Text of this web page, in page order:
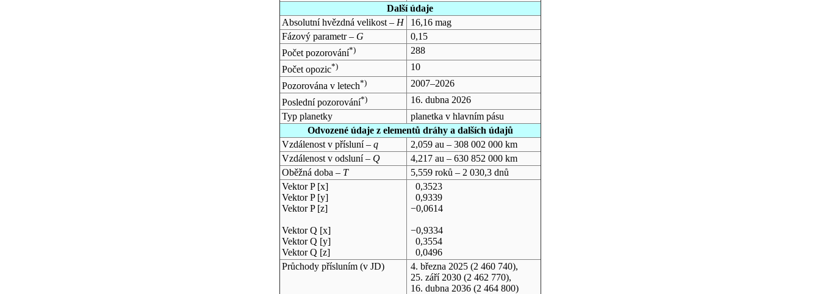
Další údaje
Absolutní hvězdná velikost – H
16,16 mag
Fázový parametr – G
0,15
Počet pozorování*)
288
Počet opozic*)
10
Pozorována v letech*)
2007–2026
Poslední pozorování*)
16. dubna 2026
Typ planetky
planetka v hlavním pásu
Odvozené údaje z elementů dráhy a dalších údajů
Vzdálenost v přísluní – q
2,059 au – 308 002 000 km
Vzdálenost v odsluní – Q
4,217 au – 630 852 000 km
Oběžná doba – T
5,559 roků – 2 030,3 dnů
Vektor P [x]
Vektor P [y]
Vektor P [z]
Vektor Q [x]
Vektor Q [y]
Vektor Q [z]
0,3523
0,9339
−0,0614
−0,9334
0,3554
0,0496
Průchody přísluním (v JD) 4. března 2025(2 460 740),
25. září 2030(2 462 770),
16. dubna 2036(2 464 800)